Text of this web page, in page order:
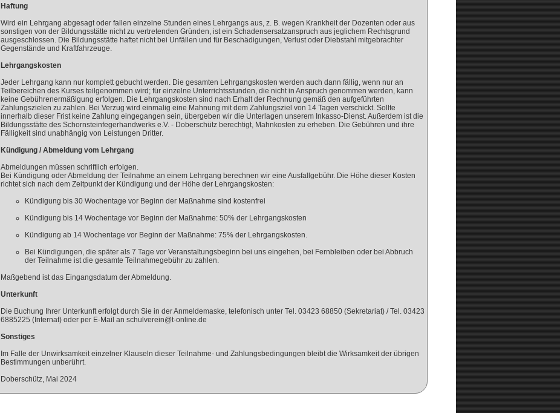
Haftung
Wird ein Lehrgang abgesagt oder fallen einzelne Stunden eines Lehrgangs aus, z. B. wegen Krankheit der Dozenten oder aus
sonstigen von der Bildungsstätte nicht zu vertretenden Gründen, ist ein Schadensersatzanspruch aus jeglichem Rechtsgrund
ausgeschlossen. Die Bildungsstätte haftet nicht bei Unfällen und für Beschädigungen, Verlust oder Diebstahl mitgebrachter
Gegenstände und Kraftfahrzeuge.
Lehrgangskosten
Jeder Lehrgang kann nur komplett gebucht werden. Die gesamten Lehrgangskosten werden auch dann fällig, wenn nur an
Teilbereichen des Kurses teilgenommen wird; für einzelne Unterrichtsstunden, die nicht in Anspruch genommen werden, kann
keine Gebührenermäßigung erfolgen. Die Lehrgangskosten sind nach Erhalt der Rechnung gemäß den aufgeführten
Zahlungszielen zu zahlen. Bei Verzug wird einmalig eine Mahnung mit dem Zahlungsziel von 14 Tagen verschickt. Sollte
innerhalb dieser Frist keine Zahlung eingegangen sein, übergeben wir die Unterlagen unserem Inkasso-Dienst. Außerdem ist die
Bildungsstätte des Schornsteinfegerhandwerks e.V. - Doberschütz berechtigt, Mahnkosten zu erheben. Die Gebühren und ihre
Fälligkeit sind unabhängig von Leistungen Dritter.
Kündigung / Abmeldung vom Lehrgang
Abmeldungen müssen schriftlich erfolgen.
Bei Kündigung oder Abmeldung der Teilnahme an einem Lehrgang berechnen wir eine Ausfallgebühr. Die Höhe dieser Kosten
richtet sich nach dem Zeitpunkt der Kündigung und der Höhe der Lehrgangskosten:
Kündigung bis 30 Wochentage vor Beginn der Maßnahme sind kostenfrei
Kündigung bis 14 Wochentage vor Beginn der Maßnahme: 50% der Lehrgangskosten
Kündigung ab 14 Wochentage vor Beginn der Maßnahme: 75% der Lehrgangskosten.
Bei Kündigungen, die später als 7 Tage vor Veranstaltungsbeginn bei uns eingehen, bei Fernbleiben oder bei Abbruch
der Teilnahme ist die gesamte Teilnahmegebühr zu zahlen.
Maßgebend ist das Eingangsdatum der Abmeldung.
Unterkunft
Die Buchung Ihrer Unterkunft erfolgt durch Sie in der Anmeldemaske, telefonisch unter Tel. 03423 68850 (Sekretariat) / Tel. 03423
6885225 (Internat) oder per E-Mail an schulverein@t-online.de
Sonstiges
Im Falle der Unwirksamkeit einzelner Klauseln dieser Teilnahme- und Zahlungsbedingungen bleibt die Wirksamkeit der übrigen
Bestimmungen unberührt.
Doberschütz, Mai 2024